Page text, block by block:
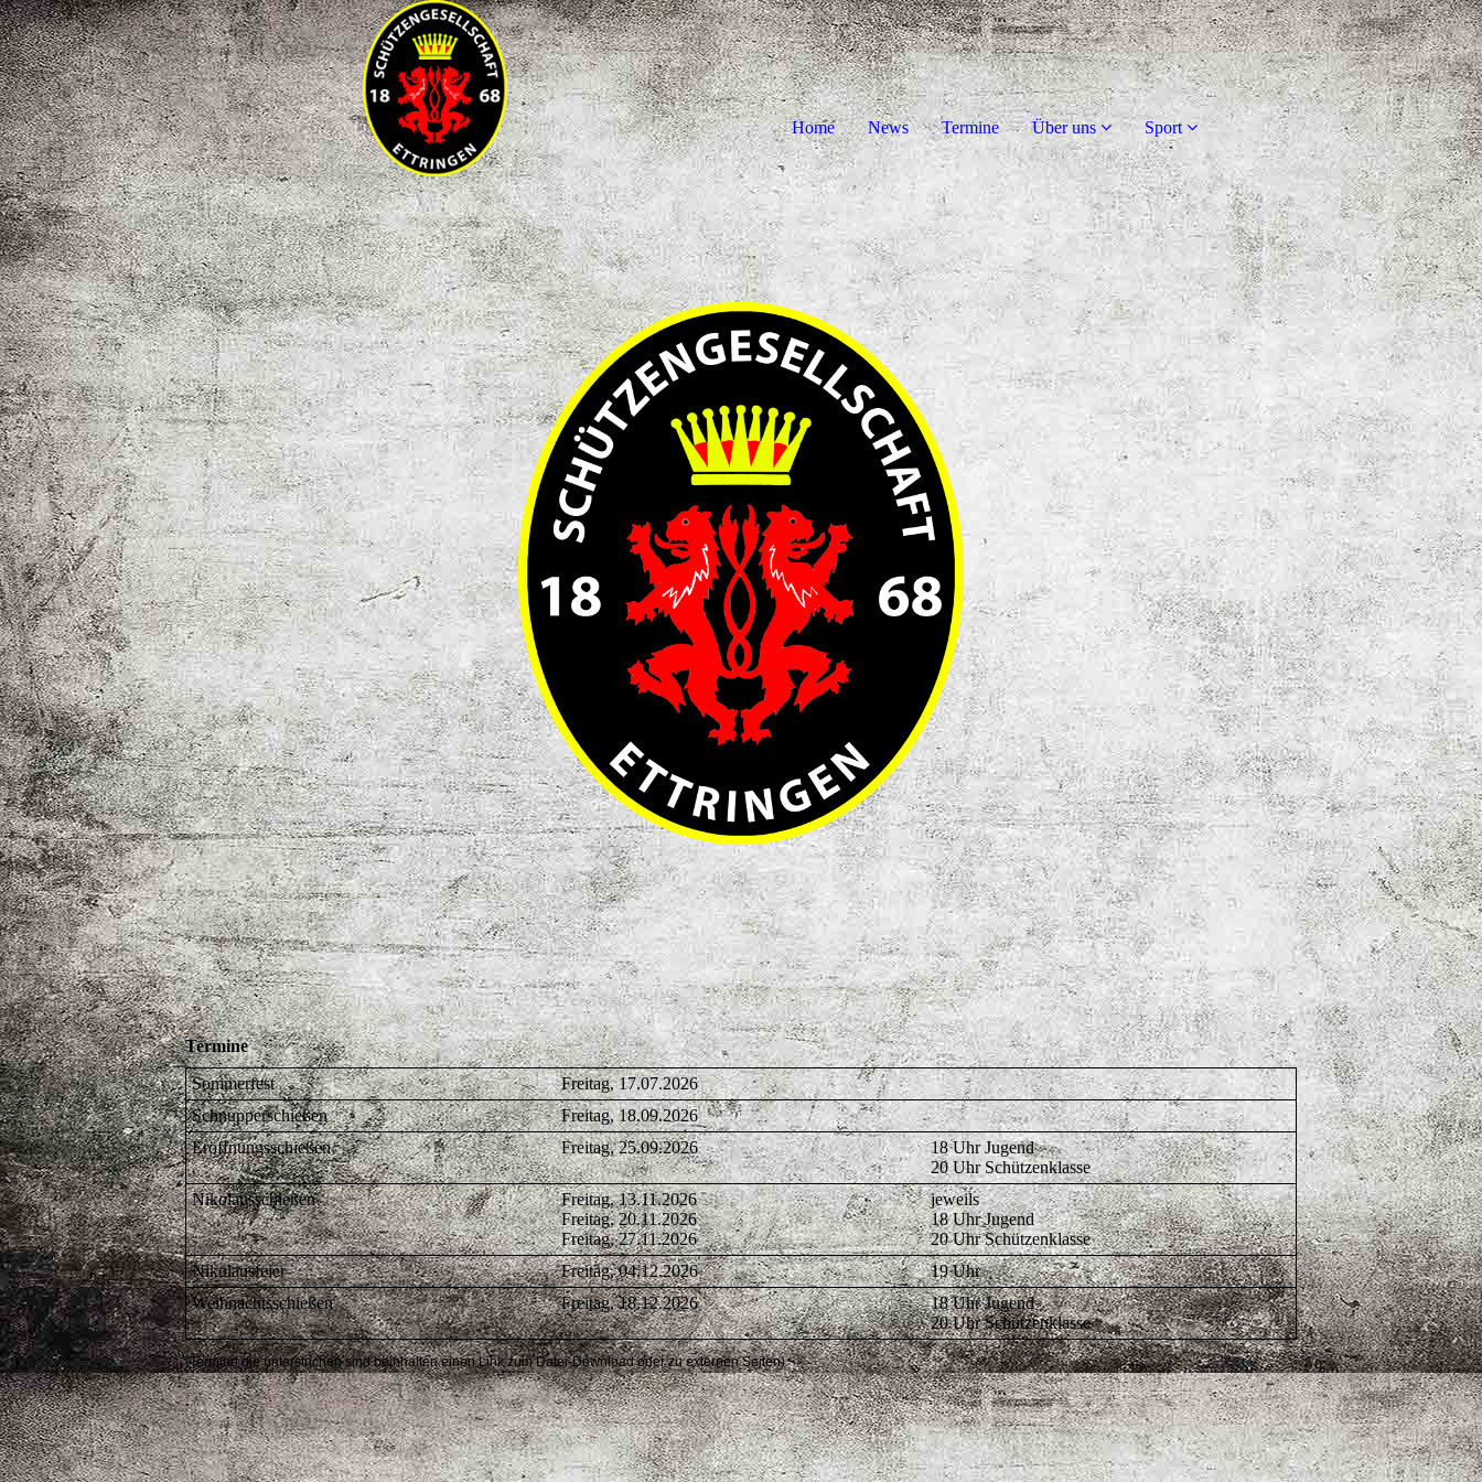
Home News Termine Über uns Sport
Termine
Sommerfest
Freitag, 17.07.2026
Schnupperschießen
Freitag, 18.09.2026
Eröffnungsschießen
Freitag, 25.09.2026
18 Uhr Jugend
20 Uhr Schützenklasse
Nikolausschießen
Freitag, 13.11.2026
Freitag, 20.11.2026
Freitag, 27.11.2026
jeweils
18 Uhr Jugend
20 Uhr Schützenklasse
Nikolausfeier
Freitag, 04.12.2026
19 Uhr
Weihnachtsschießen
Freitag, 18.12.2026
18 Uhr Jugend
20 Uhr Schützenklasse
(Termine die unterstrichen sind beinhalten einen Link zum Datei-Download oder zu externen Seiten)
.